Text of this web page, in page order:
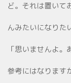
ど。それは置いて
んみたいになりた
「思いませんよ
参考にはなります